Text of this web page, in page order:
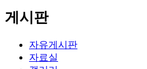
게시판
자유게시판
자료실